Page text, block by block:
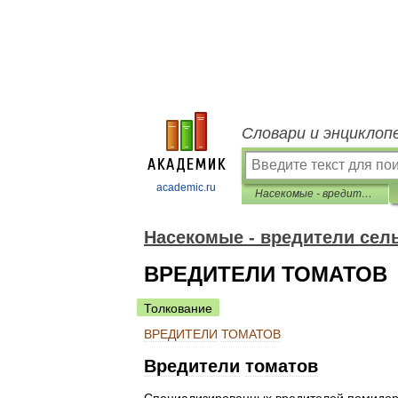
academic.ru
Словари и
Насекомые - вредители сельского хозяйства Дальнего Востока
Насекомые - вредители
ВРЕДИТЕЛИ ТОМАТОВ
Толкование
ВРЕДИТЕЛИ ТОМАТОВ
Вредители томатов